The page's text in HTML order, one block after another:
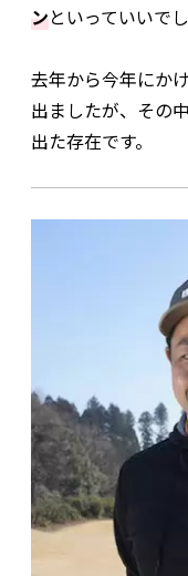
ンといっていいでし
去年から今年にか
出ましたが、その
出た存在です。